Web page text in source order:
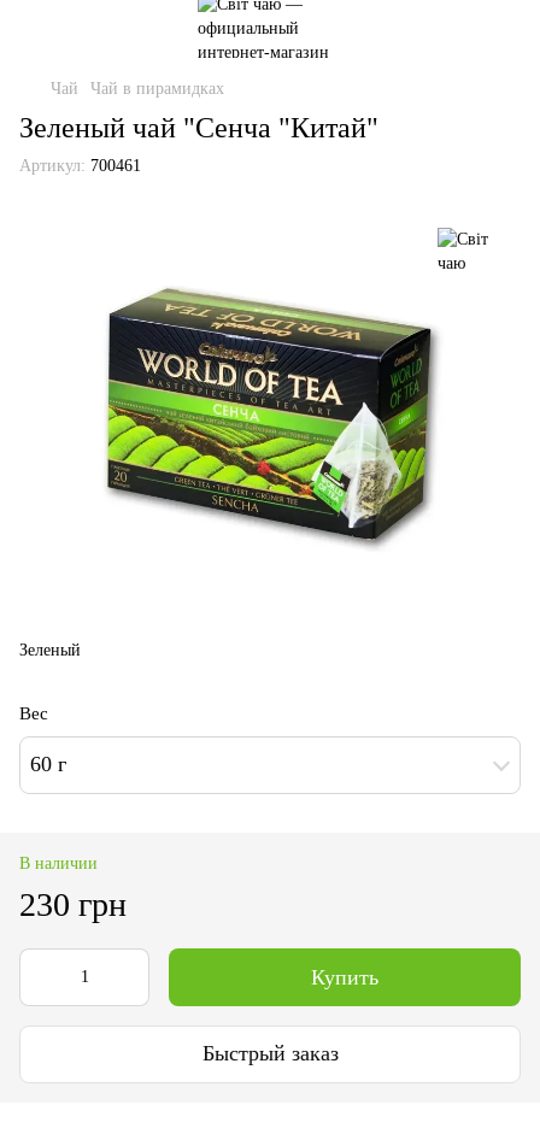
Чай Чай в пирамидках
Зеленый чай "Сенча "Китай"
Артикул: 700461
Зеленый
Вес
60 г
В наличии
230 грн
Купить
Быстрый заказ